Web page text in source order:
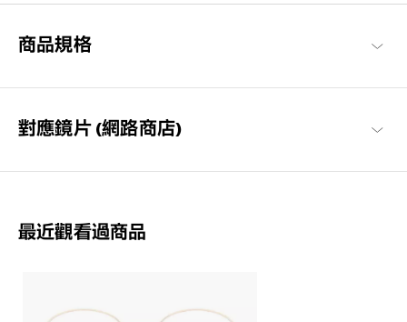
OWNDAYS | AIR 商品一覽
商品規格
對應鏡片 (網路商店)
最近觀看過商品